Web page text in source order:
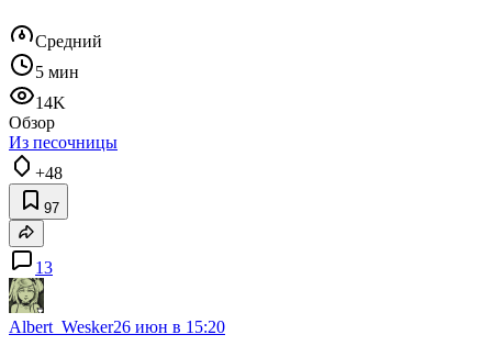
Средний
5 мин
14K
Обзор
Из песочницы
+48
97
13
Albert_Wesker26 июн в 15:20